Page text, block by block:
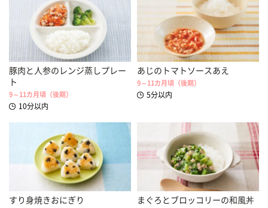
豚肉と人参のレンジ蒸しプレー
ト
9～11カ月頃（後期）
10分以内
あじのトマトソースあえ
9～11カ月頃（後期）
5分以内
すり身焼きおにぎり まぐろとブロッコリーの和風丼